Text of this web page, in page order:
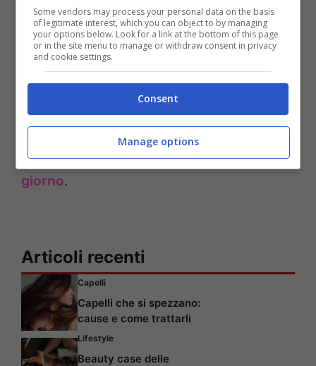
Laura Allen vive a Venice Beach con suo
marito e i suoi due figli.
Se siete curiosi di scoprire tutti gli altri
volti femminili presenti nel sito, potete
cliccare sotto la categoriaLa donna del
giorno.
Articoli recenti
Capelli
Capelli che si spezzano:
cause e come trattarli
Lifestyle
Beauty case delle
Some vendors may process your personal data on the basis
of legitimate interest, which you can object to by managing
your options below. Look for a link at the bottom of this page
or in the site menu to manage or withdraw consent in privacy
and cookie settings.
Consent
Manage options